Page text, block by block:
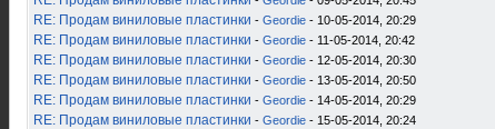
RE: Продам виниловые пластинки - Geordie - 10-05-2014, 20:29
RE: Продам виниловые пластинки - Geordie - 11-05-2014, 20:42
RE: Продам виниловые пластинки - Geordie - 12-05-2014, 20:30
RE: Продам виниловые пластинки - Geordie - 13-05-2014, 20:50
RE: Продам виниловые пластинки - Geordie - 14-05-2014, 20:29
RE: Продам виниловые пластинки - Geordie - 15-05-2014, 20:24